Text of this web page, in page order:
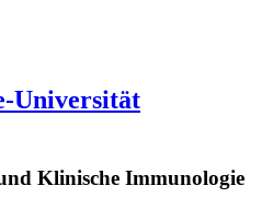
Universität
Klinische Immunologie